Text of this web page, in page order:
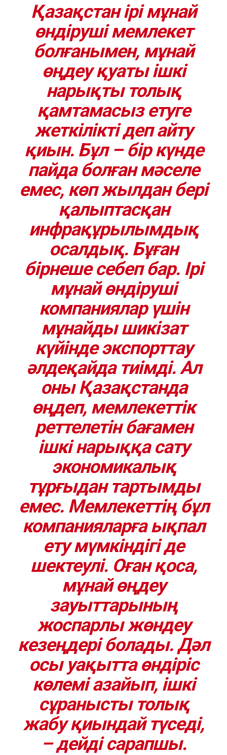
Қазақстан ірі мұнай
өндіруші мемлекет
болғанымен, мұнай
өңдеу қуаты ішкі
нарықты толық
қамтамасыз етуге
жеткілікті деп айту
қиын. Бұл – бір күнде
пайда болған мәселе
емес, көп жылдан бері
қалыптасқан
инфрақұрылымдық
осалдық. Бұған
бірнеше себеп бар. Ірі
мұнай өндіруші
компаниялар үшін
мұнайды шикізат
күйінде экспорттау
әлдеқайда тиімді. Ал
оны Қазақстанда
өңдеп, мемлекеттік
реттелетін бағамен
ішкі нарыққа сату
экономикалық
тұрғыдан тартымды
емес. Мемлекеттің бұл
компанияларға ықпал
ету мүмкіндігі де
шектеулі. Оған қоса,
мұнай өңдеу
зауыттарының
жоспарлы жөндеу
кезеңдері болады. Дәл
осы уақытта өндіріс
көлемі азайып, ішкі
сұранысты толық
жабу қиындай түседі,
– дейді сарапшы.